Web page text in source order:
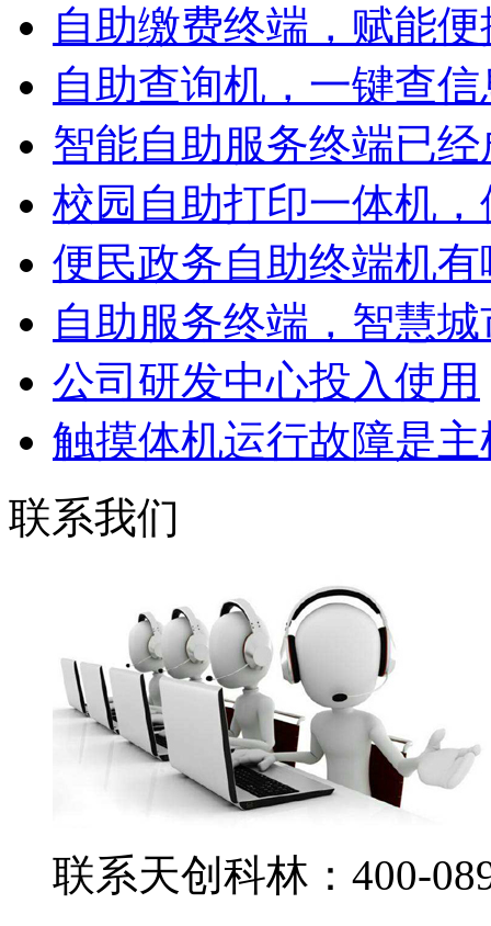
自助缴费终端，赋能
自助查询机，一键查
智能自助服务终端已经
校园自助打印一体机，
便民政务自助终端机有
自助服务终端，智慧
公司研发中心投入使用
触摸体机运行故障是主
联系我们
联系天创科林：400-